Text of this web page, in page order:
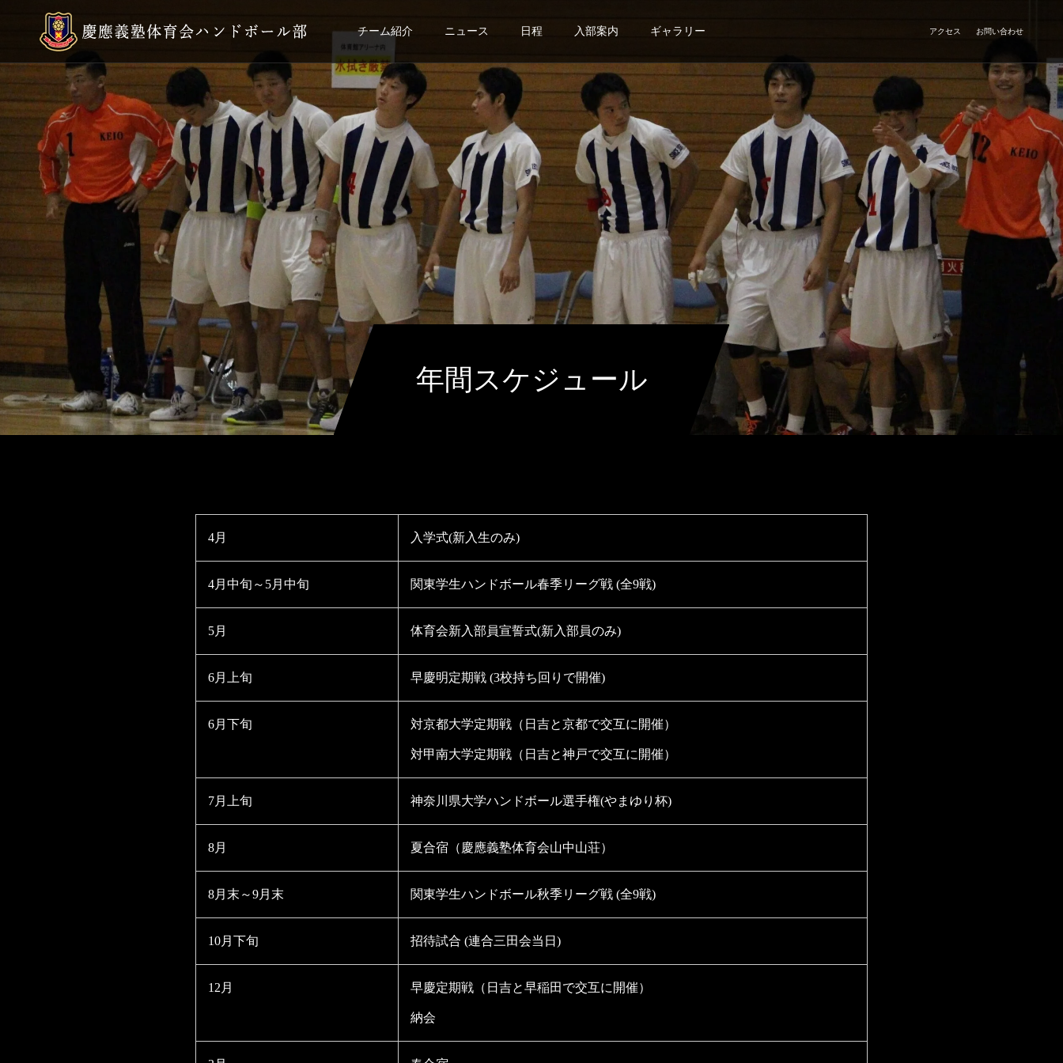
チーム紹介 ニュース 日程 入部案内 ギャラリー アクセス お問い合わせ
年間スケジュール
4月 入学式(新入生のみ)
4月中旬～5月中旬 関東学生ハンドボール春季リーグ戦 (全9戦)
5月 体育会新入部員宣誓式(新入部員のみ)
6月上旬 早慶明定期戦 (3校持ち回りで開催)
6月下旬 対京都大学定期戦（日吉と京都で交互に開催）
対甲南大学定期戦（日吉と神戸で交互に開催）
7月上旬 神奈川県大学ハンドボール選手権(やまゆり杯)
8月 夏合宿（慶應義塾体育会山中山荘）
8月末～9月末 関東学生ハンドボール秋季リーグ戦 (全9戦)
10月下旬 招待試合 (連合三田会当日)
12月 早慶定期戦（日吉と早稲田で交互に開催）
納会